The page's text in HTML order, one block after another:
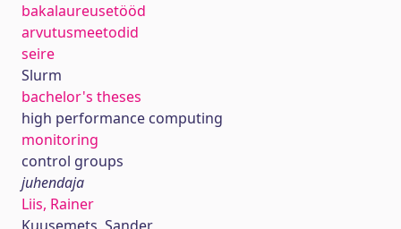
bakalaureusetööd
arvutusmeetodid
seire
Slurm
bachelor's theses
high performance computing
monitoring
control groups
juhendaja
Liis, Rainer